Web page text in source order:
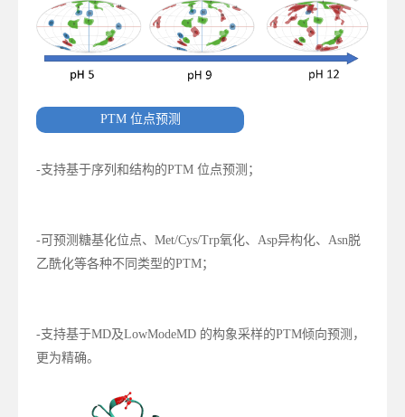
PTM 位点预测
-支持基于序列和结构的PTM 位点预测；
-可预测糖基化位点、Met/Cys/Trp氧化、Asp异构化、Asn脱
乙酰化等各种不同类型的PTM；
-支持基于MD及LowModeMD 的构象采样的PTM倾向预测，
更为精确。